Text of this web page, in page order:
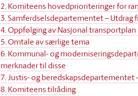
2. Komiteens hovedprioriteringer for
3. Samferdselsdepartementet –
4. Oppfølging av Nasjonal
5. Omtale av særlige tema
6. Kommunal- og
merknader til disse
7. Justis- og
8. Komiteens tilråding